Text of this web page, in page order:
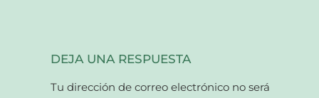
DEJA UNA RESPUESTA
Tu dirección de correo electrónico no será